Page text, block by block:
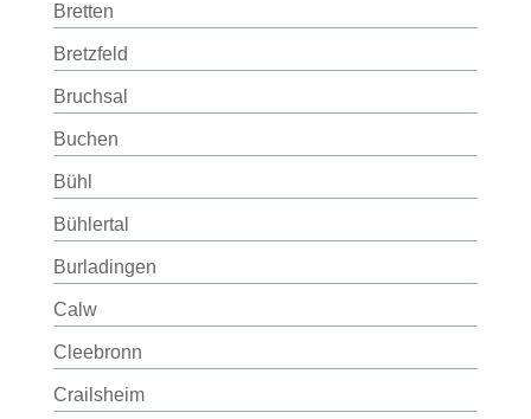
Bretten
Bretzfeld
Bruchsal
Buchen
Bühl
Bühlertal
Burladingen
Calw
Cleebronn
Crailsheim